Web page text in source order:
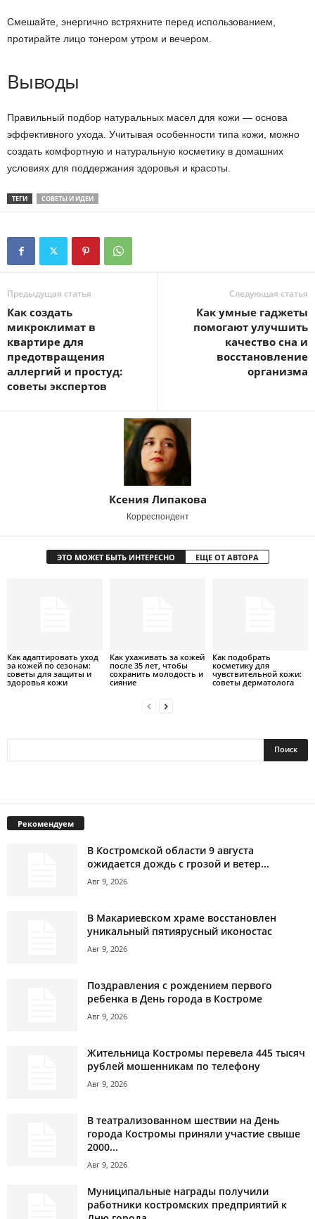
Смешайте, энергично встряхните перед использованием,
протирайте лицо тонером утром и вечером.
Выводы
Правильный подбор натуральных масел для кожи — основа
эффективного ухода. Учитывая особенности типа кожи, можно
создать комфортную и натуральную косметику в домашних
условиях для поддержания здоровья и красоты.
ТЕГИ СОВЕТЫ И ИДЕИ
Предыдущая статья
Как создать
микроклимат в
квартире для
предотвращения
аллергий и простуд:
советы экспертов
Следующая статья
Как умные гаджеты
помогают улучшить
качество сна и
восстановление
организма
Ксения Липакова
Корреспондент
ЭТО МОЖЕТ БЫТЬ ИНТЕРЕСНО ЕЩЕ ОТ АВТОРА
Как адаптировать уход
за кожей по сезонам:
советы для защиты и
здоровья кожи
Как ухаживать за кожей
после 35 лет, чтобы
сохранить молодость и
сияние
Как подобрать
косметику для
чувствительной кожи:
советы дерматолога
Рекомендуем
В Костромской области 9 августа
ожидается дождь с грозой и ветер...
Авг 9, 2026
В Макариевском храме восстановлен
уникальный пятиярусный иконостас
Авг 9, 2026
Поздравления с рождением первого
ребенка в День города в Костроме
Авг 9, 2026
Жительница Костромы перевела 445 тысяч
рублей мошенникам по телефону
Авг 9, 2026
В театрализованном шествии на День
города Костромы приняли участие свыше
2000...
Авг 9, 2026
Муниципальные награды получили
работники костромских предприятий к